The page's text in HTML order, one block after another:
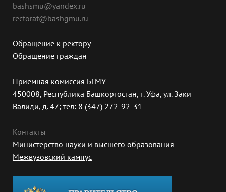
bashsmu@yandex.ru
rectorat@bashgmu.ru
Обращение к ректору
Обращение граждан
Приёмная комиссия БГМУ
450008, Республика Башкортостан, г. Уфа, ул. Заки
Валиди, д. 47; тел: 8 (347) 272-92-31
Контакты
Министерство науки и высшего образования
Межвузовский кампус